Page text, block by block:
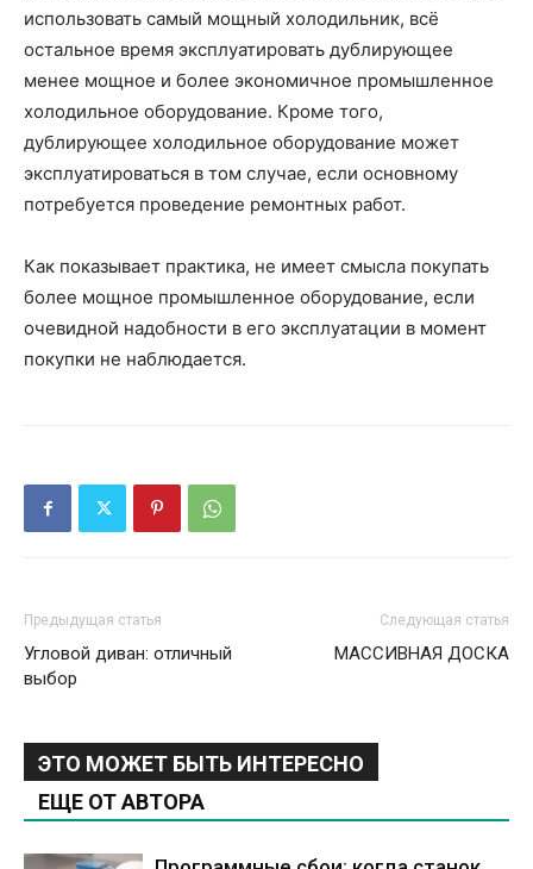
использовать самый мощный холодильник, всё
остальное время эксплуатировать дублирующее
менее мощное и более экономичное промышленное
холодильное оборудование. Кроме того,
дублирующее холодильное оборудование может
эксплуатироваться в том случае, если основному
потребуется проведение ремонтных работ.
Как показывает практика, не имеет смысла покупать
более мощное промышленное оборудование, если
очевидной надобности в его эксплуатации в момент
покупки не наблюдается.
Предыдущая статья
Угловой диван: отличный
выбор
Следующая статья
МАССИВНАЯ ДОСКА
ЭТО МОЖЕТ БЫТЬ ИНТЕРЕСНО
ЕЩЕ ОТ АВТОРА